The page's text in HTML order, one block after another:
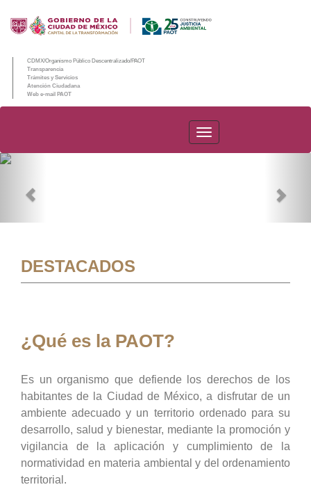
CDMX/Organismo Público Descentralizado/PAOT
Transparencia
Trámites y Servicios
Atención Ciudadana
Web e-mail PAOT
PAOT
DESTACADOS
¿Qué es la PAOT?
Es un organismo que defiende los derechos de los
habitantes de la Ciudad de México, a disfrutar de un
ambiente adecuado y un territorio ordenado para su
desarrollo, salud y bienestar, mediante la promoción y
vigilancia de la aplicación y cumplimiento de la
normatividad en materia ambiental y del ordenamiento
territorial.